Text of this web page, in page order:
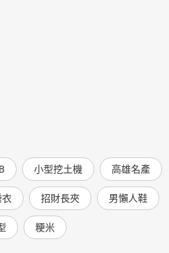
小型挖土機 高雄名產
衣 招財長夾 男懶人鞋
粳米